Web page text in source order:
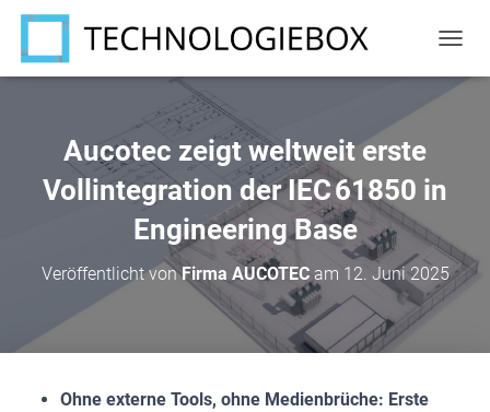
A
N
U
Aucotec zeigt weltweit erste
Vollintegration der IEC 61850 in
Engineering Base
Veröffentlicht vonFirma AUCOTECam 12. Juni 2025
Ohne externe Tools, ohne Medienbrüche: Erste